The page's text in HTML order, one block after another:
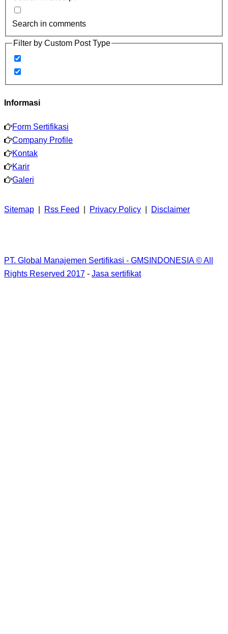
Search in comments
Filter by Custom Post Type
Informasi
Form Sertifikasi
Company Profile
Kontak
Karir
Galeri
Sitemap Rss Feed Privacy Policy Disclaimer
PT. Global Manajemen Sertifikasi - GMSINDONESIA © All
Rights Reserved 2017 - Jasa sertifikat